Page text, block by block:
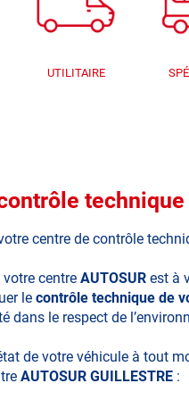
UTILITAIRE
technique
centre de contrôle
votre centre AUTOSUR est à
le contrôle technique de
dans le respect de
de votre véhicule à tout
AUTOSUR GUILLESTRE :